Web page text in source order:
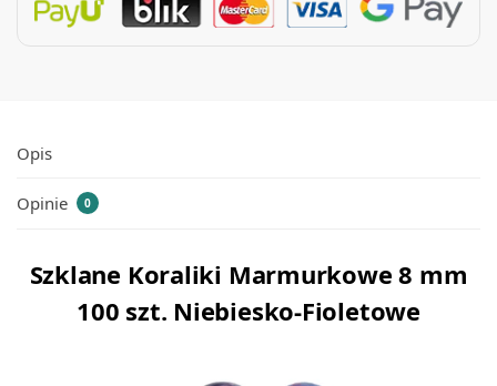
Opis
Opinie 0
Szklane Koraliki Marmurkowe 8 mm
100 szt. Niebiesko-Fioletowe